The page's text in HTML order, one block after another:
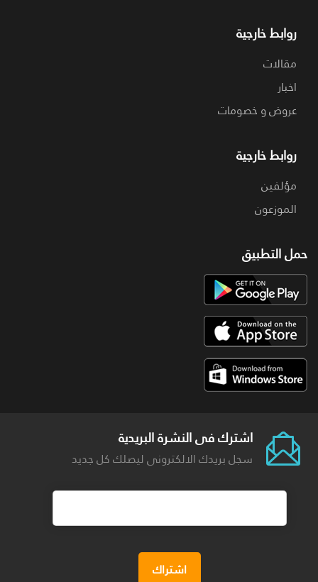
روابط خارجية
مقالات
اخبار
عروض و خصومات
روابط خارجية
مؤلفين
الموزعون
حمل التطبيق
اشترك فى النشرة البريدية
سجل بريدك الالكترونى ليصلك كل جديد